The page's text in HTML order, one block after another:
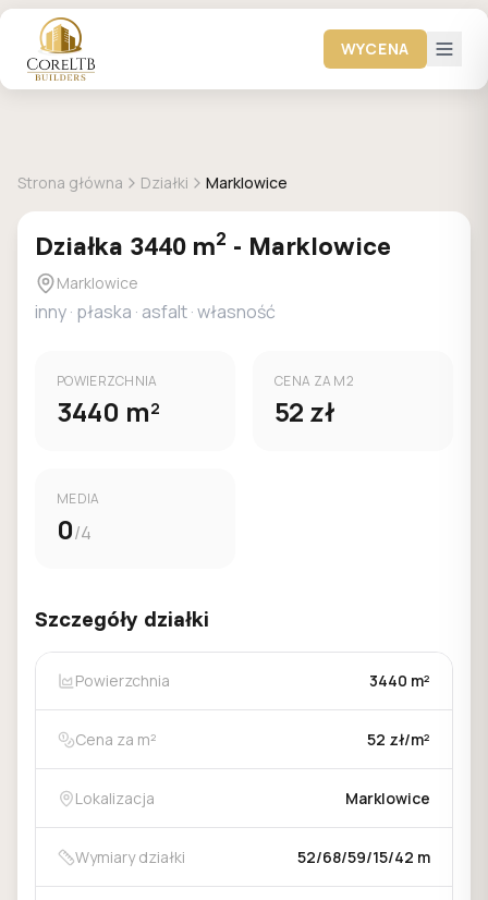
WYCENA
Strona główna Działki Marklowice
Działka 3440 m2 - Marklowice
Marklowice
inny· płaska · asfalt· własność
POWIERZCHNIA
3440 m2
CENA ZA M2
52 zł
MEDIA
0/4
Szczegóły działki
Powierzchnia 3440 m²
Cena za m² 52 zł/m²
Lokalizacja Marklowice
Wymiary działki 52/68/59/15/42 m